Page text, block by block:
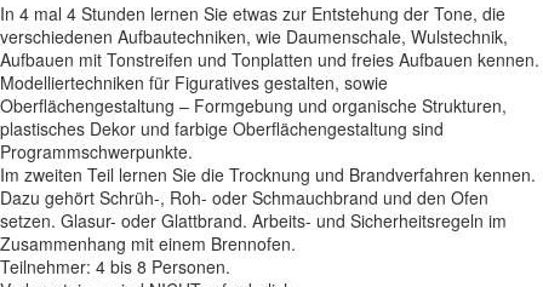
In 4 mal 4 Stunden lernen Sie etwas zur Entstehung der Tone, die
verschiedenen Aufbautechniken, wie Daumenschale, Wulstechnik,
Aufbauen mit Tonstreifen und Tonplatten und freies Aufbauen kennen.
Modelliertechniken für Figuratives gestalten, sowie
Oberflächengestaltung – Formgebung und organische Strukturen,
plastisches Dekor und farbige Oberflächengestaltung sind
Programmschwerpunkte.
Im zweiten Teil lernen Sie die Trocknung und Brandverfahren kennen.
Dazu gehört Schrüh-, Roh- oder Schmauchbrand und den Ofen
setzen. Glasur- oder Glattbrand. Arbeits- und Sicherheitsregeln im
Zusammenhang mit einem Brennofen.
Teilnehmer: 4 bis 8 Personen.